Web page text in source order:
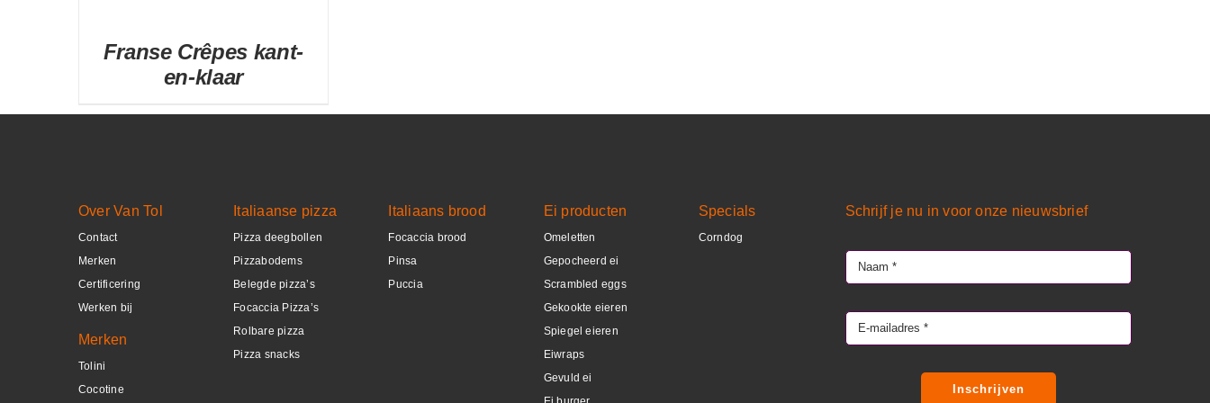
Franse Crêpes kant-
en-klaar
Over Van Tol
Contact
Merken
Certificering
Werken bij
Merken
Tolini
Cocotine
Italiaanse pizza
Pizza deegbollen
Pizzabodems
Belegde pizza’s
Focaccia Pizza’s
Rolbare pizza
Pizza snacks
Italiaans brood
Focaccia brood
Pinsa
Puccia
Ei producten
Omeletten
Gepocheerd ei
Scrambled eggs
Gekookte eieren
Spiegel eieren
Eiwraps
Gevuld ei
Specials
Corndog
Schrijf je nu in voor onze nieuwsbrief
Inschrijven